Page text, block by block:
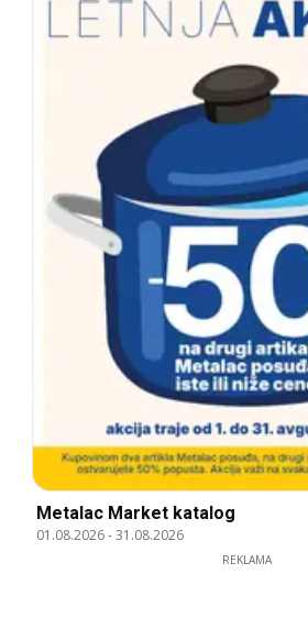
Metalac Market katalog
01.08.2026-31.08.2026
REKLAMA